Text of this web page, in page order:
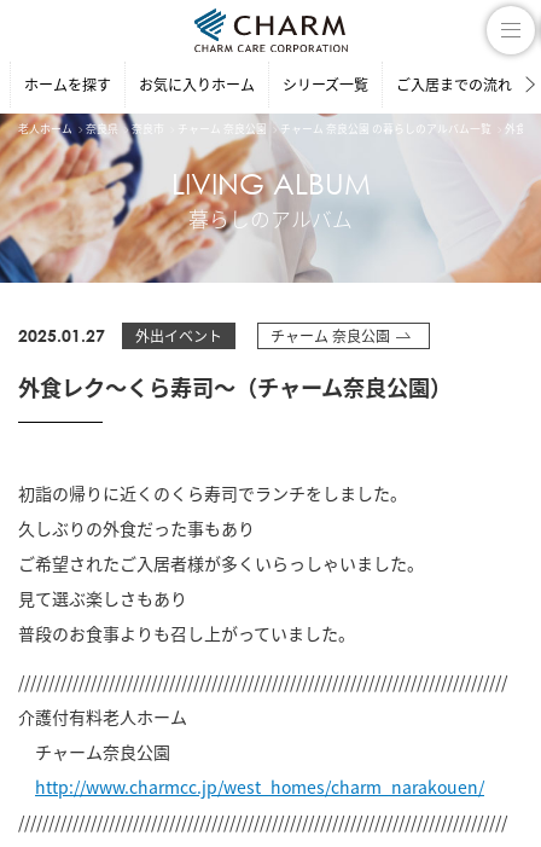
ホームを探す お気に入りホーム シリーズ一覧 ご入居までの流れ
老人ホーム 奈良県 奈良市 チャーム 奈良公園 チャーム 奈良公園 の暮らしのアルバム一覧 外食
LIVING ALBUM
暮らしのアルバム
2025.01.27 外出イベント チャーム 奈良公園
外食レク～くら寿司～（チャーム奈良公園）
初詣の帰りに近くのくら寿司でランチをしました。
久しぶりの外食だった事もあり
ご希望されたご入居者様が多くいらっしゃいました。
見て選ぶ楽しさもあり
普段のお食事よりも召し上がっていました。
/////////////////////////////////////////////////////////////////////////////////
介護付有料老人ホーム
チャーム奈良公園
http://www.charmcc.jp/west_homes/charm_narakouen/
/////////////////////////////////////////////////////////////////////////////////